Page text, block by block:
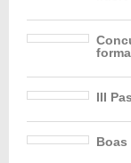
III
Boas